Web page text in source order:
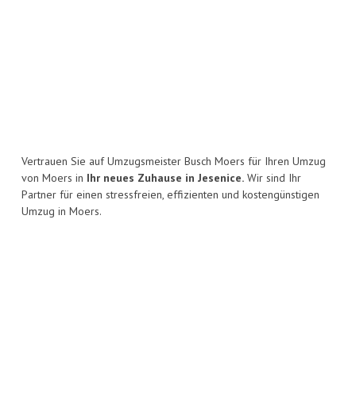
Vertrauen Sie auf Umzugsmeister Busch Moers für Ihren Umzug
von Moers in Ihr neues Zuhause in Jesenice. Wir sind Ihr
Partner für einen stressfreien, effizienten und kostengünstigen
Umzug in Moers.